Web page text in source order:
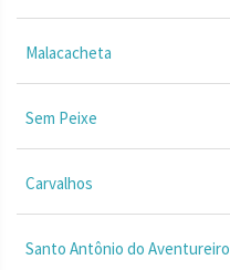
Malacacheta
Sem Peixe
Carvalhos
Santo Antônio do Aventureiro